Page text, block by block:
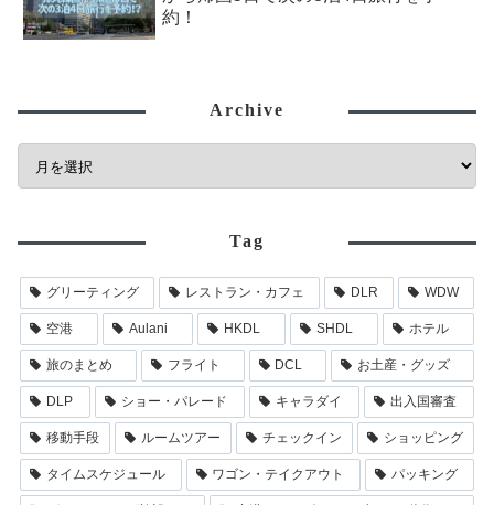
約！
Archive
Tag
グリーティング レストラン・カフェ DLR WDW
空港 Aulani HKDL SHDL ホテル
旅のまとめ フライト DCL お土産・グッズ
DLP ショー・パレード キャラダイ 出入国審査
移動手段 ルームツアー チェックイン ショッピング
タイムスケジュール ワゴン・テイクアウト パッキング